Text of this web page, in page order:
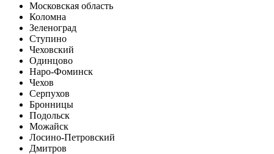
Московская область
Коломна
Зеленоград
Ступино
Чеховский
Одинцово
Наро-Фоминск
Чехов
Серпухов
Бронницы
Подольск
Можайск
Лосино-Петровский
Дмитров